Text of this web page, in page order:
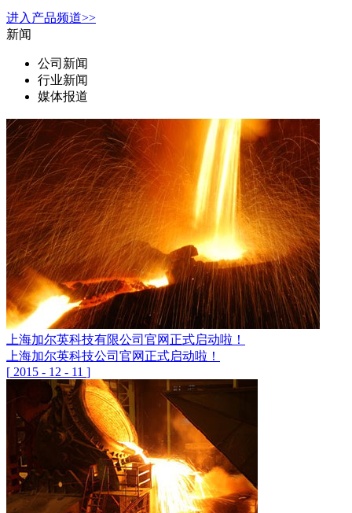
进入 产品频道>>
新闻
公司新闻
行业新闻
媒体报道
上海加尔英科技有限公司官网正式启动啦！
上海加尔英科技公司官网正式启动啦！
[ 2015 - 12 - 11 ]